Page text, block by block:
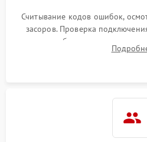
Считывание кодов ошибок,
засоров. Проверка
жалоб на отсутствие
разбрызгивателей или